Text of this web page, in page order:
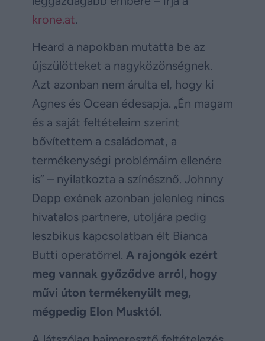
krone.at.
Heard a napokban mutatta be az
újszülötteket a nagyközönségnek.
Azt azonban nem árulta el, hogy ki
Agnes és Ocean édesapja. „Én magam
és a saját feltételeim szerint
bővítettem a családomat, a
termékenységi problémáim ellenére
is” – nyilatkozta a színésznő. Johnny
Depp exének azonban jelenleg nincs
hivatalos partnere, utoljára pedig
leszbikus kapcsolatban élt Bianca
Butti operatőrrel. A rajongók ezért
meg vannak győződve arról, hogy
művi úton termékenyült meg,
mégpedig Elon Musktól.